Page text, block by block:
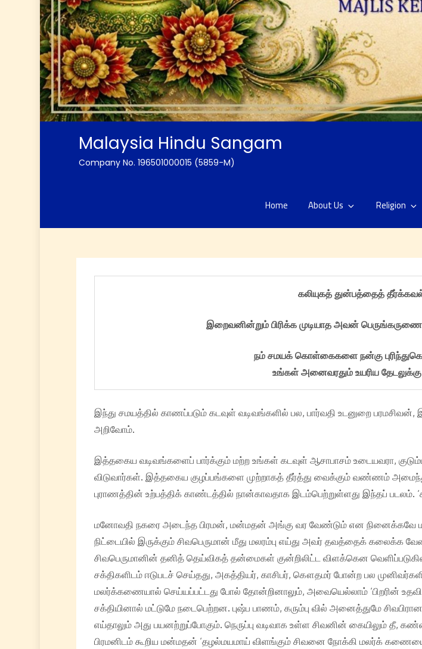
Malaysia Hindu Sangam
Company No. 196501000015 (5859-M)
Home About Us Religion
கலியுகத் துன்பத்தைத்
இறைவனின்றும் பிரிக்க முடியாத அவன்
நம் சமயக் கொள்கைகளை நன்கு
உங்கள் அனைவரதும் உயரிய
இந்து சமயத்தில் காணப்படும் கடவுள் வடிவங்களில் பல, பார்வதி உடனுறை பரமசிவன்,
அறிவோம்.
இத்தகைய வடிவங்களைப் பார்க்கும் மற்ற உங்கள் கடவுள் ஆசாபாசம் உடையவரா,
விடுவார்கள். இத்தகைய குழப்பங்களை முற்றாகத் தீர்த்து வைக்கும் வண்ணம்
புராணத்தின் உற்பத்திக் காண்டத்தில் நான்காவதாக இடம்பெற்றுள்ளது இந்தப் படலம்.
மனோவதி நகரை அடைந்த பிரமன், மன்மதன் அங்கு வர வேண்டும் என
நிட்டையில் இருக்கும் சிவபெருமான் மீது மலரம்பு எய்து அவர் தவத்தைக் கலைக்க
சிவபெருமானின் தனித் தெய்விகத் தன்மைகள் குன்றிலிட்ட விளக்கென
சக்திகளிடம் ஈடுபடச் செய்தது, அகத்தியர், காசிபர், கௌதமர் போன்ற பல
மலர்க்கணையால் செய்யப்பட்டது போல் தோன்றினாலும், அவையெல்லாம் ‘பிறரின் உதவி
சக்தியினால் மட்டுமே நடைபெற்றன. புஷ்ப பாணம், கரும்பு வில் அனைத்துமே
எய்தாலும் அது பயனற்றுப்போகும். நெருப்பு வடிவாக உள்ள சிவனின் கையிலும் தீ,
பிரமனிடம் கூறிய மன்மதன் ‘தழல்மயமாய் விளங்கும் சிவனை நோக்கி மலர்க் கணையை